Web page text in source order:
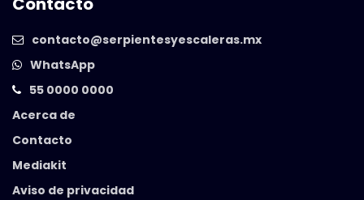
contacto@serpientesyescaleras.mx
WhatsApp
55 0000 0000
Acerca de
Contacto
Mediakit
Aviso de privacidad